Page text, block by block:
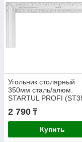
Угольник столярный
350мм сталь/алюм.
STARTUL PROFI
2 790 ₸
Купить